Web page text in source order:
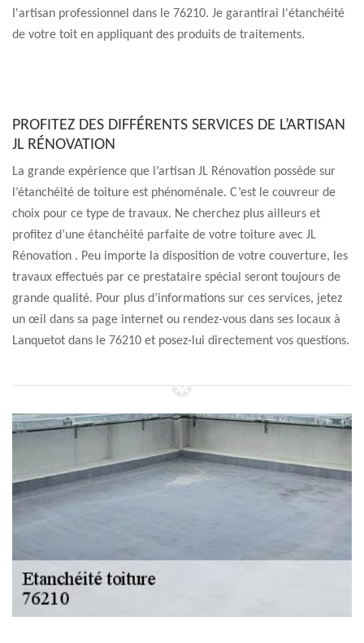
l'artisan professionnel dans le 76210. Je garantirai l'étanchéité
de votre toit en appliquant des produits de traitements.
PROFITEZ DES DIFFÉRENTS SERVICES DE L’ARTISAN
JL RÉNOVATION
La grande expérience que l’artisan JL Rénovation possède sur
l’étanchéité de toiture est phénoménale. C’est le couvreur de
choix pour ce type de travaux. Ne cherchez plus ailleurs et
profitez d’une étanchéité parfaite de votre toiture avec JL
Rénovation . Peu importe la disposition de votre couverture, les
travaux effectués par ce prestataire spécial seront toujours de
grande qualité. Pour plus d’informations sur ces services, jetez
un œil dans sa page internet ou rendez-vous dans ses locaux à
Lanquetot dans le 76210 et posez-lui directement vos questions.